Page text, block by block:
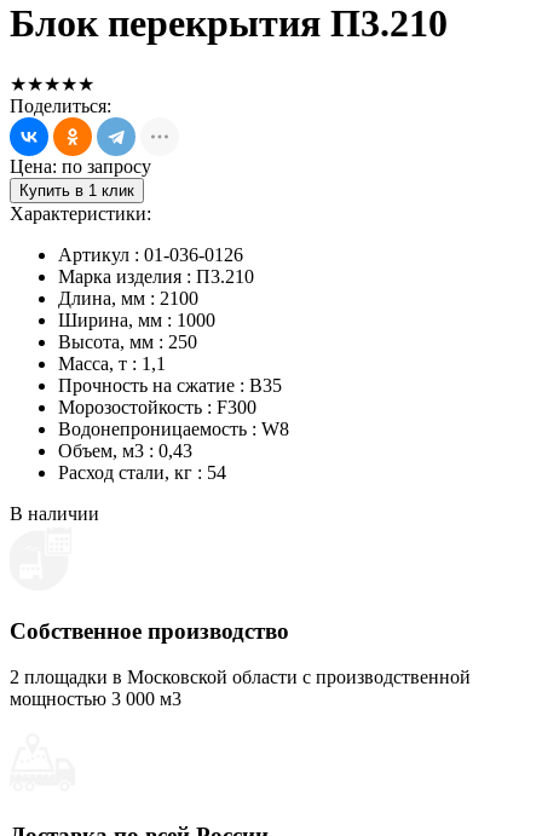
Блок перекрытия П3.210
★★★★★
Поделиться:
Цена: по запросу
Купить в 1 клик
Характеристики:
Артикул : 01-036-0126
Марка изделия : П3.210
Длина, мм : 2100
Ширина, мм : 1000
Высота, мм : 250
Масса, т : 1,1
Прочность на сжатие : B35
Морозостойкость : F300
Водонепроницаемость : W8
Объем, м3 : 0,43
Расход стали, кг : 54
В наличии
Собственное производство
2 площадки в Московской области с производственной
мощностью 3 000 м3